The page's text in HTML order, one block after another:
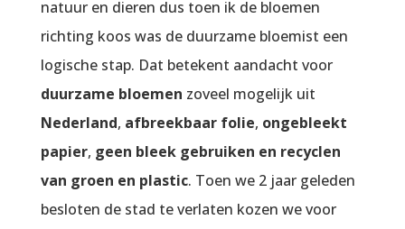
natuur en dieren dus toen ik de bloemen
richting koos was de duurzame bloemist een
logische stap. Dat betekent aandacht voor
duurzame bloemen zoveel mogelijk uit
Nederland, afbreekbaar folie, ongebleekt
papier, geen bleek gebruiken en recyclen
van groen en plastic. Toen we 2 jaar geleden
besloten de stad te verlaten kozen we voor